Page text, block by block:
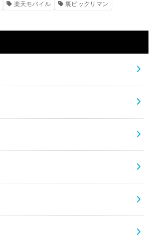
楽天モバイル 裏ビックリマン